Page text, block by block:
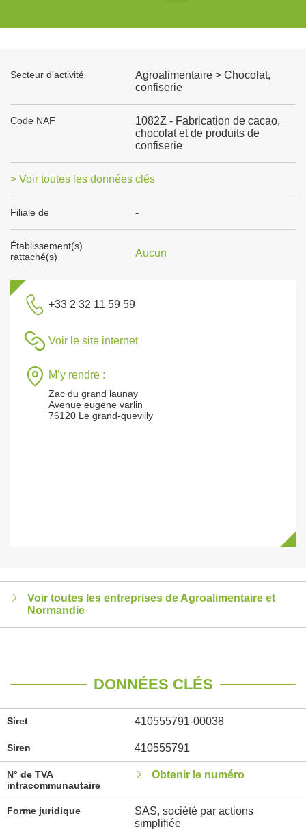
Secteur d'activité
Agroalimentaire > Chocolat,
confiserie
Code NAF
1082Z - Fabrication de cacao,
chocolat et de produits de
confiserie
> Voir toutes les données clés
Filiale de -
Établissement(s)
rattaché(s)
Aucun
+33 2 32 11 59 59
Voir le site internet
M’y rendre :
Zac du grand launay
Avenue eugene varlin
76120 Le grand-quevilly
Voir toutes les entreprises de Agroalimentaire et
Normandie
DONNÉES CLÉS
Siret 410555791-00038
Siren 410555791
N° de TVA
intracommunautaire
Obtenir le numéro
Forme juridique
SAS, société par actions
simplifiée